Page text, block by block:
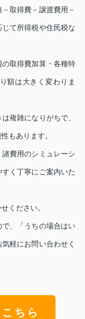
取得費－譲渡費用－
て所得税や住民税な
取得費加算・各種特
額は大きく変わりま
複雑になりがちで、
もあります。
費用のシミュレーシ
く丁寧にご案内いた
ください。
、「うちの場合はい
軽にお問い合わせく
ちら